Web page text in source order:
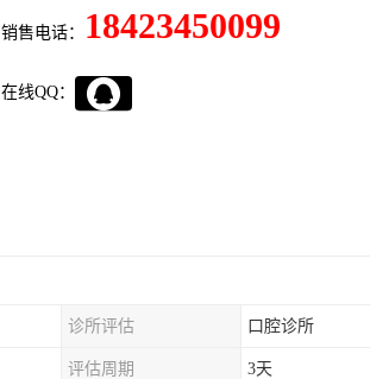
销售电话： 18423450099
在线QQ：
诊所评估 口腔诊所
评估周期 3天